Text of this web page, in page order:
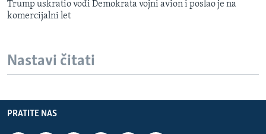
Trump uskratio vođi Demokrata vojni avion i poslao je na
komercijalni let
Nastavi čitati
PRATITE NAS